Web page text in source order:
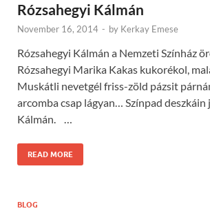
Rózsahegyi Kálmán
November 16, 2014 - by Kerkay Emese
Rózsahegyi Kálmán a Nemzeti Színház
Rózsahegyi Marika Kakas kukorékol,
Muskátli nevetgél friss-zöld pázsit
arcomba csap lágyan… Színpad deszkáin
Kálmán. …
READ MORE
BLOG